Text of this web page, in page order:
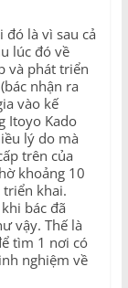
đó là vì sau cả
lúc đó về
và phát triển
nhận ra
vào kế
Itoyo Kado
lý do mà
trên của
khoảng 10
triển khai.
bác đã
vậy. Thế là
tìm 1 nơi có
nghiệm về